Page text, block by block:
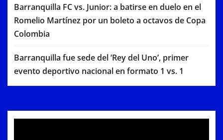
Barranquilla FC vs. Junior: a batirse en duelo en el
Romelio Martínez por un boleto a octavos de Copa
Colombia
Barranquilla fue sede del ‘Rey del Uno’, primer
evento deportivo nacional en formato 1 vs. 1